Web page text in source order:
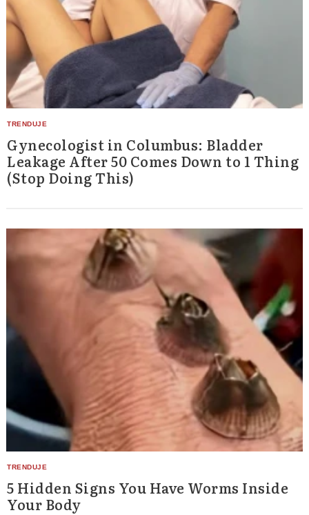
Gynecologist in Columbus: Bladder
Leakage After 50 Comes Down to 1 Thing
(Stop Doing This)
5 Hidden Signs You Have Worms Inside
Your Body